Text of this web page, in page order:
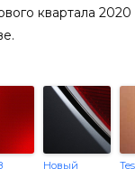
квартала
Новый